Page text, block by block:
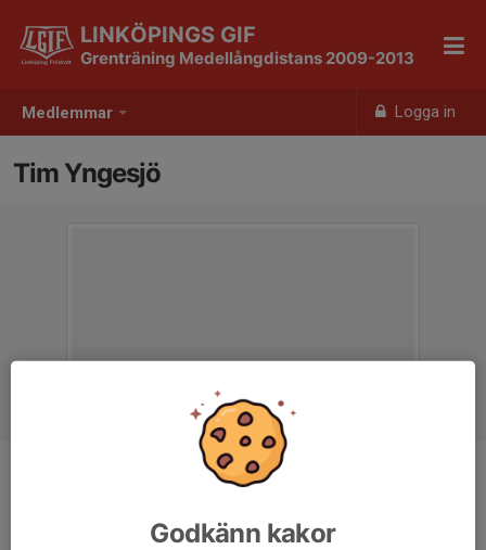
Medlemmar Logga in
LINKÖPINGS GIF
Grenträning Medellångdistans 2009-2013
Tim Yngesjö
Grentränare Lång och medledistans
Godkänn kakor